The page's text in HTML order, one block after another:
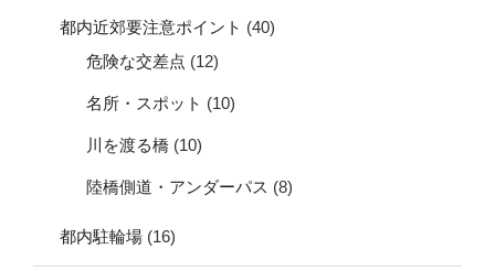
都内近郊要注意ポイント (40)
危険な交差点 (12)
名所・スポット (10)
川を渡る橋 (10)
陸橋側道・アンダーパス (8)
都内駐輪場 (16)